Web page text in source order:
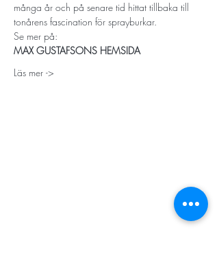
många år och på senare tid hittat tillbaka till
tonårens fascination för sprayburkar.
Se mer på:
MAX GUSTAFSONS HEMSIDA
Läs mer ->
Stiftelsen Konung Oscar II:s och Drottning Sofias